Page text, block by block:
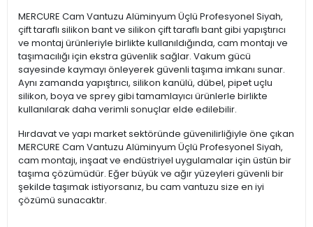
MERCURE Cam Vantuzu Alüminyum Üçlü Profesyonel Siyah,
çift taraflı silikon bant ve silikon çift taraflı bant gibi yapıştırıcı
ve montaj ürünleriyle birlikte kullanıldığında, cam montajı ve
taşımacılığı için ekstra güvenlik sağlar. Vakum gücü
sayesinde kaymayı önleyerek güvenli taşıma imkanı sunar.
Aynı zamanda yapıştırıcı, silikon kanülü, dübel, pipet uçlu
silikon, boya ve sprey gibi tamamlayıcı ürünlerle birlikte
kullanılarak daha verimli sonuçlar elde edilebilir.
Hırdavat ve yapı market sektöründe güvenilirliğiyle öne çıkan
MERCURE Cam Vantuzu Alüminyum Üçlü Profesyonel Siyah,
cam montajı, inşaat ve endüstriyel uygulamalar için üstün bir
taşıma çözümüdür. Eğer büyük ve ağır yüzeyleri güvenli bir
şekilde taşımak istiyorsanız, bu cam vantuzu size en iyi
çözümü sunacaktır.